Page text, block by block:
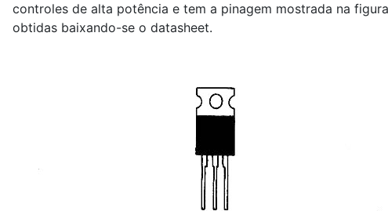
controles de alta potência e tem a pinagem mostrada na
obtidas baixando-se o datasheet.